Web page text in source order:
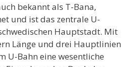
bekannt als T-Bana,
und ist das zentrale U-
Hauptstadt. Mit
Länge und drei Hauptlinien
U-Bahn eine wesentliche